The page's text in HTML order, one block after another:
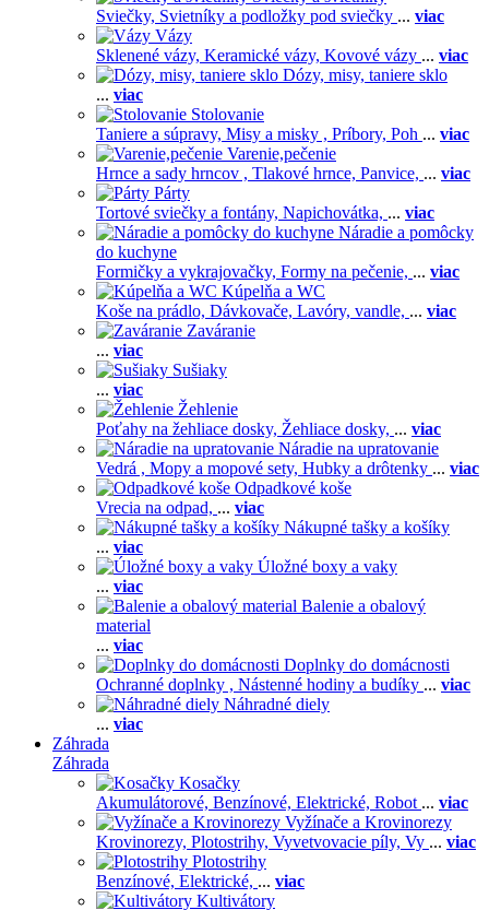
Sviečky, Svietníky a podložky pod sviečky ... viac
Vázy
Sklenené vázy, Keramické vázy, Kovové vázy ... viac
Dózy, misy, taniere sklo
... viac
Stolovanie
Taniere a súpravy, Misy a misky , Príbory, Poh ... viac
Varenie,pečenie
Hrnce a sady hrncov , Tlakové hrnce, Panvice, ... viac
Párty
Tortové sviečky a fontány, Napichovátka, ... viac
Náradie a pomôcky
do kuchyne
Formičky a vykrajovačky, Formy na pečenie, ... viac
Kúpelňa a WC
Koše na prádlo, Dávkovače, Lavóry, vandle, ... viac
Zaváranie
... viac
Sušiaky
... viac
Žehlenie
Poťahy na žehliace dosky, Žehliace dosky, ... viac
Náradie na upratovanie
Vedrá , Mopy a mopové sety, Hubky a drôtenky ... viac
Odpadkové koše
Vrecia na odpad, ... viac
Nákupné tašky a košíky
... viac
Úložné boxy a vaky
... viac
Balenie a obalový
material
... viac
Doplnky do domácnosti
Ochranné doplnky , Nástenné hodiny a budíky ... viac
Náhradné diely
... viac
Záhrada
Záhrada
Kosačky
Akumulátorové, Benzínové, Elektrické, Robot ... viac
Vyžínače a Krovinorezy
Krovinorezy, Plotostrihy, Vyvetvovacie píly, Vy ... viac
Plotostrihy
Benzínové, Elektrické, ... viac
Kultivátory